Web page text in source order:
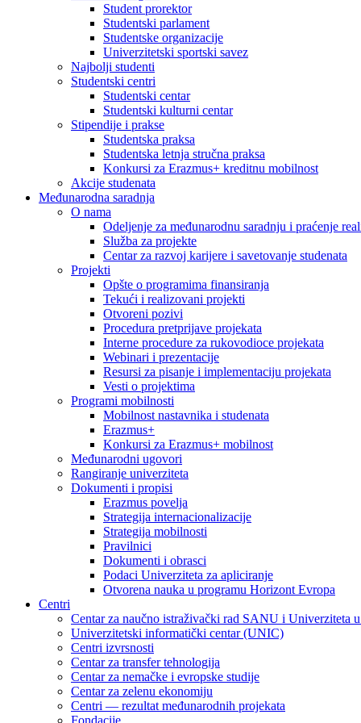
Student prorektor
Studentski parlament
Studentske organizacije
Univerzitetski sportski savez
Najbolji studenti
Studentski centri
Studentski centar
Studentski kulturni centar
Stipendije i prakse
Studentska praksa
Studentska letnja stručna praksa
Konkursi za Erazmus+ kreditnu mobilnost
Akcije studenata
Međunarodna saradnja
O nama
Odeljenje za međunarodnu saradnju i praćenje
Služba za projekte
Centar za razvoj karijere i savetovanje studenata
Projekti
Opšte o programima finansiranja
Tekući i realizovani projekti
Otvoreni pozivi
Procedura pretprijave projekata
Interne procedure za rukovodioce projekata
Webinari i prezentacije
Resursi za pisanje i implementaciju projekata
Vesti o projektima
Programi mobilnosti
Mobilnost nastavnika i studenata
Erazmus+
Konkursi za Erazmus+ mobilnost
Međunarodni ugovori
Rangiranje univerziteta
Dokumenti i propisi
Erazmus povelja
Strategija internacionalizacije
Strategija mobilnosti
Pravilnici
Dokumenti i obrasci
Podaci Univerziteta za apliciranje
Otvorena nauka u programu Horizont Evropa
Centri
Centar za naučno istraživački rad SANU i Univerziteta
Univerzitetski informatički centar (UNIC)
Centri izvrsnosti
Centar za transfer tehnologija
Centar za nemačke i evropske studije
Centar za zelenu ekonomiju
Centri — rezultat međunarodnih projekata
Fondacije